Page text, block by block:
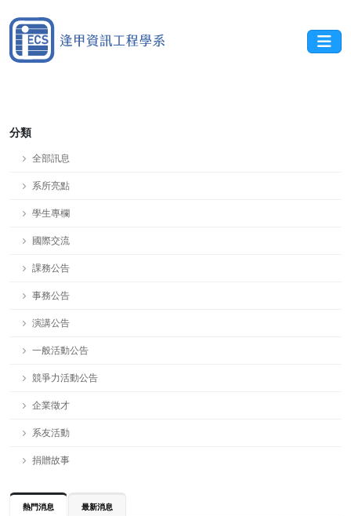
分類
全部訊息
系所亮點
學生專欄
國際交流
課務公告
事務公告
演講公告
一般活動公告
競爭力活動公告
企業徵才
系友活動
捐贈故事
熱門消息 最新消息